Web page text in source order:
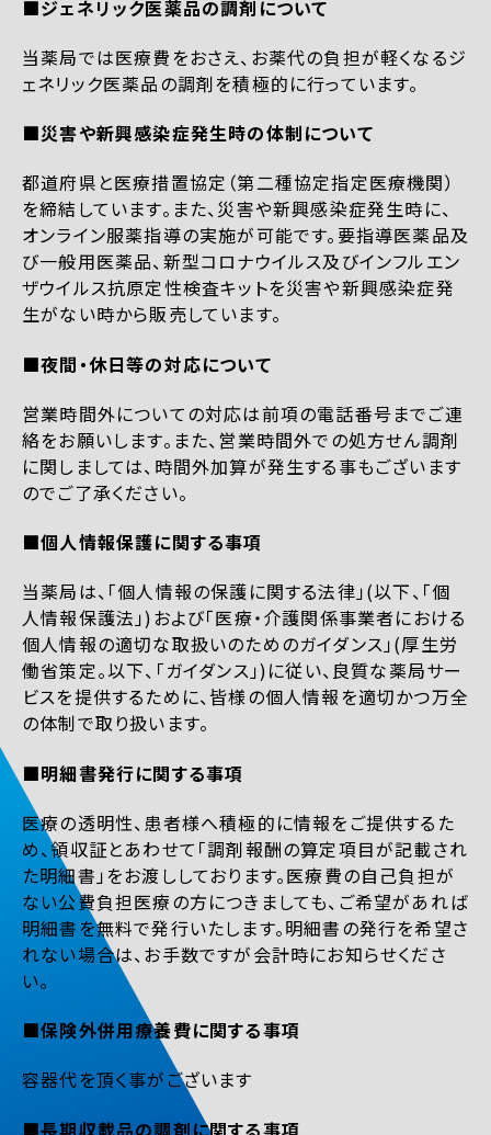
■ジェネリック医薬品の調剤について
当薬局では医療費をおさえ、お薬代の負担が軽くなるジ
ェネリック医薬品の調剤を積極的に行っています。
■災害や新興感染症発生時の体制について
都道府県と医療措置協定（第二種協定指定医療機関）
を締結しています。また、災害や新興感染症発生時に、
オンライン服薬指導の実施が可能です。要指導医薬品及
び一般用医薬品、新型コロナウイルス及びインフルエン
ザウイルス抗原定性検査キットを災害や新興感染症発
生がない時から販売しています。
■夜間・休日等の対応について
営業時間外についての対応は前項の電話番号までご連
絡をお願いします。また、営業時間外での処方せん調剤
に関しましては、時間外加算が発生する事もございます
のでご了承ください。
■個人情報保護に関する事項
当薬局は、「個人情報の保護に関する法律」(以下、「個
人情報保護法」)および「医療・介護関係事業者における
個人情報の適切な取扱いのためのガイダンス」(厚生労
働省策定。以下、「ガイダンス」)に従い、良質な薬局サー
ビスを提供するために、皆様の個人情報を適切かつ万全
の体制で取り扱います。
■明細書発行に関する事項
医療の透明性、患者様へ積極的に情報をご提供するた
め、領収証とあわせて「調剤報酬の算定項目が記載され
た明細書」をお渡ししております。医療費の自己負担が
ない公費負担医療の方につきましても、ご希望があれば
明細書を無料で発行いたします。明細書の発行を希望さ
れない場合は、お手数ですが会計時にお知らせくださ
い。
■保険外併用療養費に関する事項
容器代を頂く事がございます
■長期収載品の調剤に関する事項